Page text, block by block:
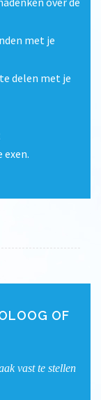
met je
delen met je
exen.
OF
vast te stellen